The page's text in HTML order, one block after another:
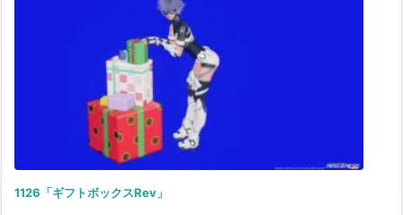
1126「ギフトボックスRev」